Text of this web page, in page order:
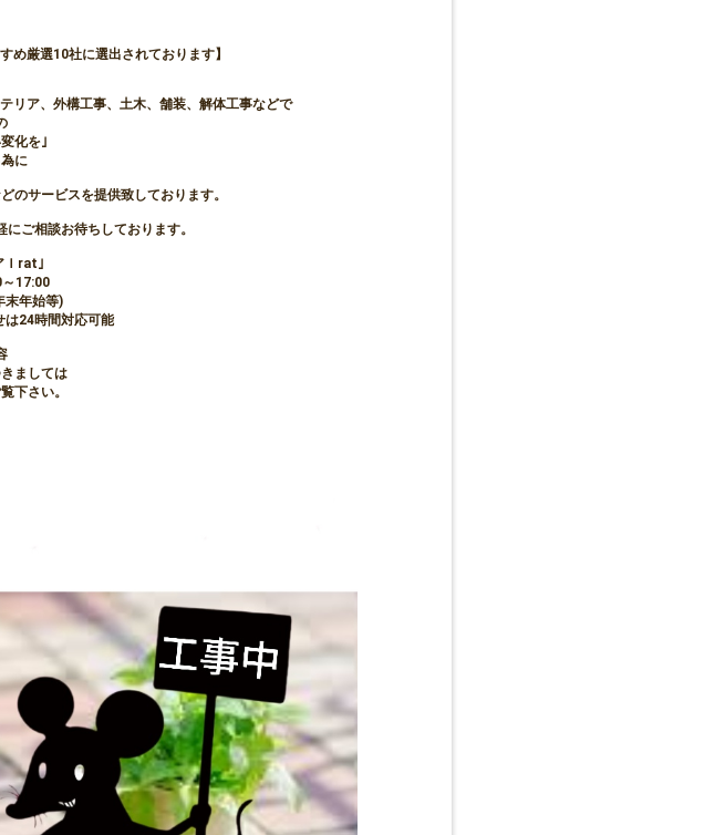
め厳選10社に選出されております】
リア、外構工事、土木、舗装、解体工事などで
化を｣
に
のサービスを提供致しております。
ご相談お待ちしております。
Ｉrat｣
17:00
末年始等)
は24時間対応可能
ましては
下さい。